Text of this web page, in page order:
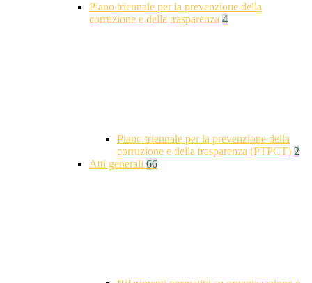
Piano triennale per la prevenzione della
corruzione e della trasparenza 4
Piano triennale per la prevenzione della
corruzione e della trasparenza (PTPCT) 2
Atti generali 66